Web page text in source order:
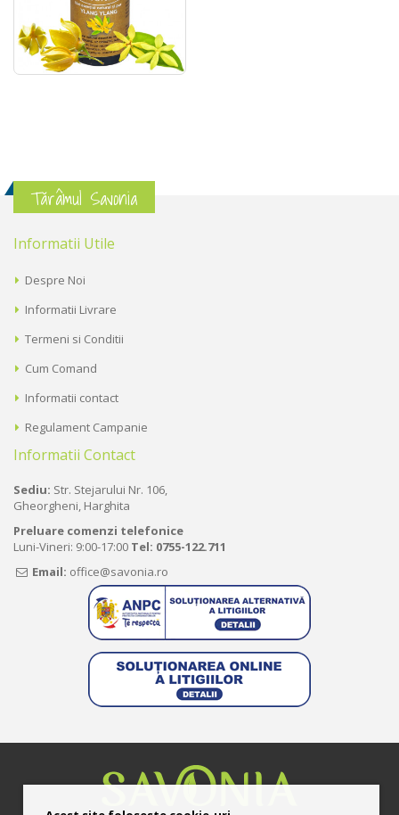
Tărâmul Savonia
Informatii Utile
Despre Noi
Informatii Livrare
Termeni si Conditii
Cum Comand
Informatii contact
Regulament Campanie
Informatii Contact
Sediu: Str. Stejarului Nr. 106,
Gheorgheni, Harghita
Preluare comenzi telefonice
Luni-Vineri: 9:00-17:00 Tel: 0755-122.711
Email: office@savonia.ro